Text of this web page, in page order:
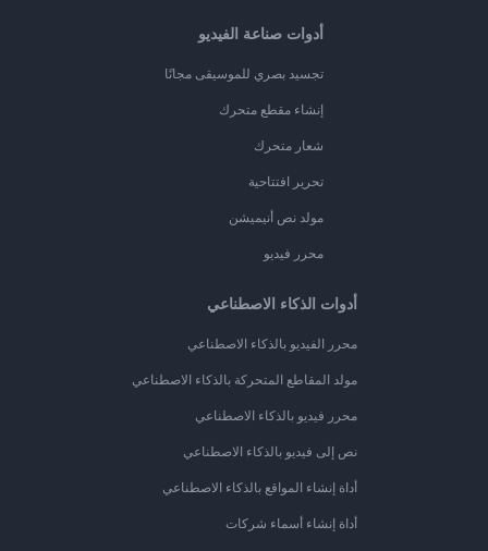
أدوات صناعة الفيديو
تجسيد بصري للموسيقى مجانًا
إنشاء مقطع متحرك
شعار متحرك
تحرير افتتاحية
مولد نص أنيميشن
محرر فيديو
أدوات الذكاء الاصطناعي
محرر الفيديو بالذكاء الاصطناعي
مولد المقاطع المتحركة بالذكاء الاصطناعي
محرر فيديو بالذكاء الاصطناعي
نص إلى فيديو بالذكاء الاصطناعي
أداة إنشاء المواقع بالذكاء الاصطناعي
أداة إنشاء أسماء شركات